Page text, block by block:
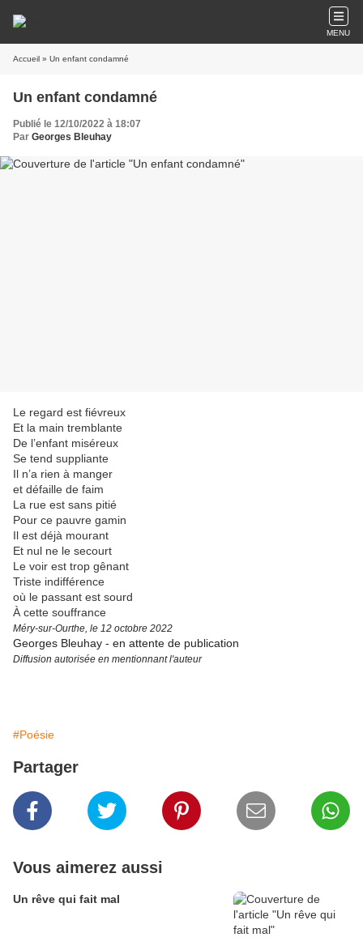
MENU
Accueil » Un enfant condamné
Un enfant condamné
Publié le 12/10/2022 à 18:07
Par Georges Bleuhay
Le regard est fiévreux
Et la main tremblante
De l’enfant miséreux
Se tend suppliante
Il n’a rien à manger
et défaille de faim
La rue est sans pitié
Pour ce pauvre gamin
Il est déjà mourant
Et nul ne le secourt
Le voir est trop gênant
Triste indifférence
où le passant est sourd
À cette souffrance
Méry-sur-Ourthe, le 12 octobre 2022
Georges Bleuhay - en attente de publication
Diffusion autorisée en mentionnant l'auteur
#Poésie
Partager
Vous aimerez aussi
Un rêve qui fait mal